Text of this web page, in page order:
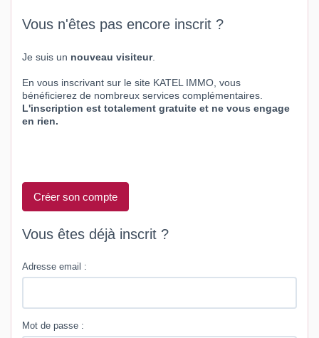
Vous n'êtes pas encore inscrit ?
Je suis un nouveau visiteur.
En vous inscrivant sur le site KATEL IMMO, vous
bénéficierez de nombreux services complémentaires.
L'inscription est totalement gratuite et ne vous engage
en rien.
Créer son compte
Vous êtes déjà inscrit ?
Adresse email :
Mot de passe :